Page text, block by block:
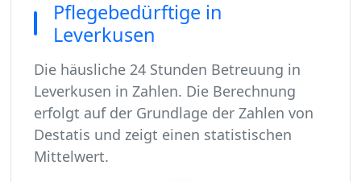
Pflegebedürftige in
Leverkusen
Die häusliche 24 Stunden Betreuung in
Leverkusen in Zahlen. Die Berechnung
erfolgt auf der Grundlage der Zahlen von
Destatis und zeigt einen statistischen
Mittelwert.